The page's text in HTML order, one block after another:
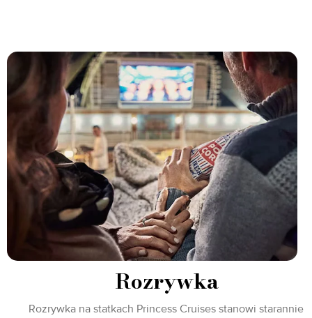
Rozrywka
Rozrywka na statkach Princess Cruises stanowi starannie